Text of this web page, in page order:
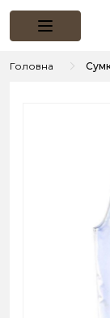
Головна